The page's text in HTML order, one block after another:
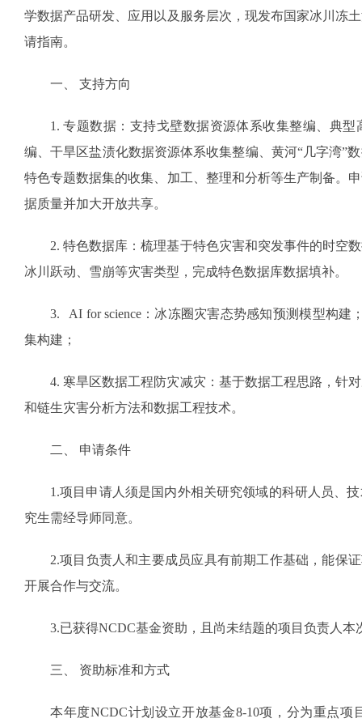
学数据产品研发、应用以及服务层次，现发布国家冰川冻
请指南。
一、 支持方向
1. 专题数据：支持戈壁数据资源体系收集整编、典
编、干旱区盐渍化数据资源体系收集整编、黄河“几字湾”
特色专题数据集的收集、加工、整理和分析等生产制备。
据质量并加大开放共享。
2. 特色数据库：梳理基于特色灾害和突发事件的时空
冰川跃动、雪崩等灾害类型，完成特色数据库数据填补。
3. AI for science：冰冻圈灾害态势感知预测模型构建
集构建；
4. 寒旱区数据工程防灾减灾：基于数据工程思路，针
和链生灾害分析方法和数据工程技术。
二、 申请条件
1.项目申请人须是国内外相关研究领域的科研人员、
究生需经导师同意。
2.项目负责人和主要成员应具有前期工作基础，能保
开展合作与交流。
3.已获得NCDC基金资助，且尚未结题的项目负责人本
三、 资助标准和方式
本年度NCDC计划设立开放基金8-10项，分为重点